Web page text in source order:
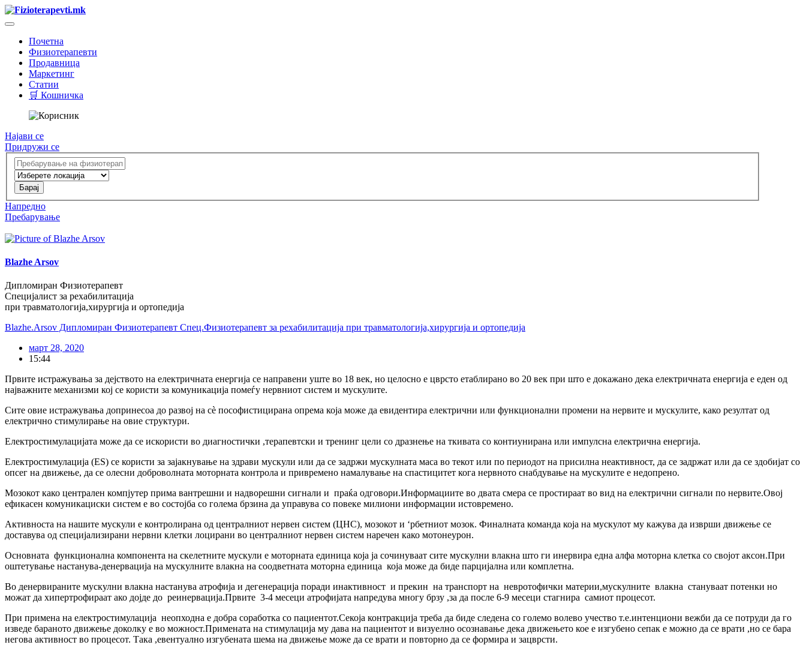
Почетна
Физиотерапевти
Продавница
Маркетинг
Статии
🛒 Кошничка
Најави се
Придружи се
Напредно
Пребарување
Blazhe Arsov
Дипломиран Физиотерапевт
Специјалист за рехабилитација
при травматологија,хирургија и ортопедија
Blazhe.Arsov Дипломиран Физиотерапевт Спец.Физиотерапевт за рехабилитација при травматологија,хирургија и ортопедија
март 28, 2020
15:44
Првите истражувања за дејството на електричната енергија се направени уште во 18 век, но целосно е цврсто етаблирано во 20 век при што е докажано дека електричната енергија е еден од
најважните механизми кој се користи за комуникација помеѓу нервниот систем и мускулите.
Сите овие истражувања допринесоа до развој на сè пософистицирана опрема која може да евидентира електрични или функционални промени на нервите и мускулите, како резултат од
електрично стимулирање на овие структури.
Електростимулацијата може да се искористи во диагностички ,терапевтски и тренинг цели со дразнење на ткивата со контиунирана или импулсна електрична енергија.
Електростимулација (ES) се користи за зајакнување на здрави мускули или да се задржи мускулната маса во текот или по периодот на присилна неактивност, да се задржат или да се здобијат со
опсег на движење, да се олесни доброволната моторната контрола и привремено намалување на спастицитет кога нервното снабдување на мускулите е недопрено.
Мозокот како централен компјутер прима вантрешни и надворешни сигнали и праќа одговори.Информациите во двата смера се простираат во вид на електрични сигнали по нервите.Овој
ефикасен комуникациски систем е во состојба со голема брзина да управува со повеке милиони информации истовремено.
Активноста на нашите мускули е контролирана од централниот нервен систем (ЦНС), мозокот и ‘рбетниот мозок. Финалната команда која на мускулот му кажува да изврши движење се
доставува од специјализирани нервни клетки лоцирани во централниот нервен систем наречен како мотонеурон.
Основната функционална компонента на скелетните мускули е моторната единица која ја сочинуваат сите мускулни влакна што ги инервира една алфа моторна клетка со својот аксон.При
оштетување настанува-денервација на мускулните влакна на соодветната моторна единица која може да биде парцијална или комплетна.
Во денервираните мускулни влакна настанува атрофија и дегенерација поради инактивност и прекин на транспорт на невротофички материи,мускулните влакна стануваат потенки но
можат да хипертрофираат ако дојде до реинервација.Првите 3-4 месеци атрофијата напредува многу брзу ,за да после 6-9 месеци стагнира самиот процесот.
При примена на електростимулација неопходна е добра соработка со пациентот.Секоја контракција треба да биде следена со големо волево учество т.е.интенциони вежби да се потруди да го
изведе бараното движење доколку е во можност.Примената на стимулација му дава на пациентот и визуелно осознавање дека движењето кое е изгубено сепак е можно да се врати ,но се бара
негова активност во процесот. Така ,евентуално изгубената шема на движење може да се врати и повторно да се формира и зацврсти.